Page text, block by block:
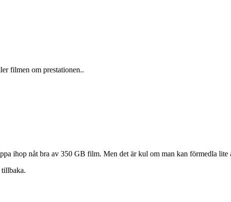
filmen om prestationen..
ihop nåt bra av 350 GB film. Men det är kul om man kan förmedla lite
tillbaka.